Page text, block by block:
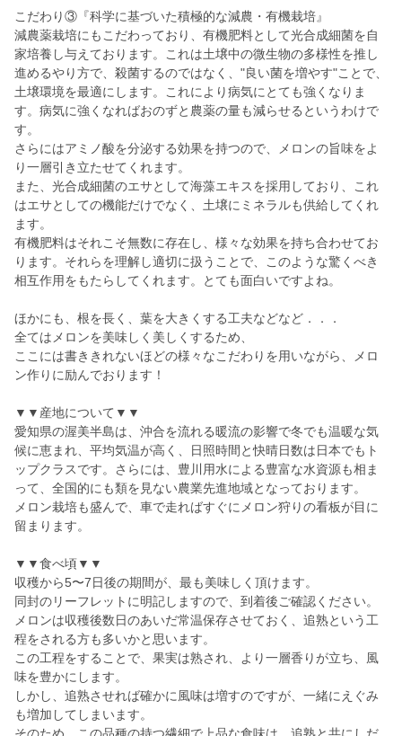
こだわり③『科学に基づいた積極的な減農・有機栽培』
減農薬栽培にもこだわっており、有機肥料として光合成細菌を自
家培養し与えております。これは土壌中の微生物の多様性を推し
進めるやり方で、殺菌するのではなく、"良い菌を増やす"ことで、
土壌環境を最適にします。これにより病気にとても強くなりま
す。病気に強くなればおのずと農薬の量も減らせるというわけで
す。
さらにはアミノ酸を分泌する効果を持つので、メロンの旨味をよ
り一層引き立たせてくれます。
また、光合成細菌のエサとして海藻エキスを採用しており、これ
はエサとしての機能だけでなく、土壌にミネラルも供給してくれ
ます。
有機肥料はそれこそ無数に存在し、様々な効果を持ち合わせてお
ります。それらを理解し適切に扱うことで、このような驚くべき
相互作用をもたらしてくれます。とても面白いですよね。
ほかにも、根を長く、葉を大きくする工夫などなど．．．
全てはメロンを美味しく美しくするため、
ここには書ききれないほどの様々なこだわりを用いながら、メロ
ン作りに励んでおります！
▼▼産地について▼▼
愛知県の渥美半島は、沖合を流れる暖流の影響で冬でも温暖な気
候に恵まれ、平均気温が高く、日照時間と快晴日数は日本でもト
ップクラスです。さらには、豊川用水による豊富な水資源も相ま
って、全国的にも類を見ない農業先進地域となっております。
メロン栽培も盛んで、車で走ればすぐにメロン狩りの看板が目に
留まります。
▼▼食べ頃▼▼
収穫から5〜7日後の期間が、最も美味しく頂けます。
同封のリーフレットに明記しますので、到着後ご確認ください。
メロンは収穫後数日のあいだ常温保存させておく、追熟という工
程をされる方も多いかと思います。
この工程をすることで、果実は熟され、より一層香りが立ち、風
味を豊かにします。
しかし、追熟させれば確かに風味は増すのですが、一緒にえぐみ
も増加してしまいます。